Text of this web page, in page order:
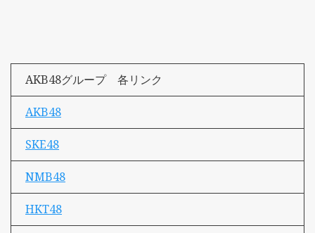
AKB48グループ 各リンク
AKB48
SKE48
NMB48
HKT48